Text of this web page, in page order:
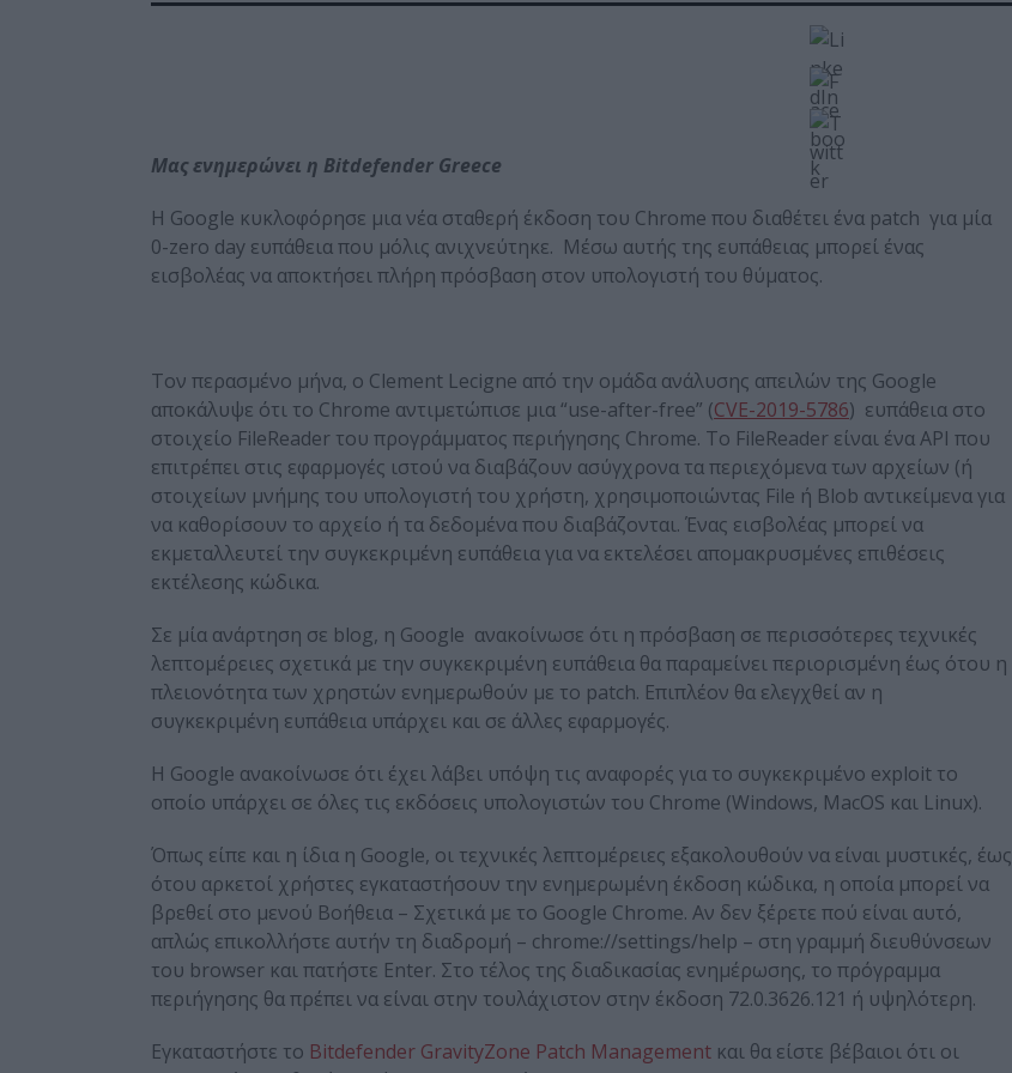
Μας ενημερώνει η Bitdefender Greece
Η Google κυκλοφόρησε μια νέα σταθερή έκδοση του Chrome που διαθέτει ένα patch για μία
0-zero day ευπάθεια που μόλις ανιχνεύτηκε. Μέσω αυτής της ευπάθειας μπορεί ένας
εισβολέας να αποκτήσει πλήρη πρόσβαση στον υπολογιστή του θύματος.
Τον περασμένο μήνα, ο Clement Lecigne από την ομάδα ανάλυσης απειλών της Google
αποκάλυψε ότι το Chrome αντιμετώπισε μια “use-after-free” (CVE-2019-5786) ευπάθεια στο
στοιχείο FileReader του προγράμματος περιήγησης Chrome. Το FileReader είναι ένα API που
επιτρέπει στις εφαρμογές ιστού να διαβάζουν ασύγχρονα τα περιεχόμενα των αρχείων (ή
στοιχείων μνήμης του υπολογιστή του χρήστη, χρησιμοποιώντας File ή Blob αντικείμενα για
να καθορίσουν το αρχείο ή τα δεδομένα που διαβάζονται. Ένας εισβολέας μπορεί να
εκμεταλλευτεί την συγκεκριμένη ευπάθεια για να εκτελέσει απομακρυσμένες επιθέσεις
εκτέλεσης κώδικα.
Σε μία ανάρτηση σε blog, η Google ανακοίνωσε ότι η πρόσβαση σε περισσότερες τεχνικές
λεπτομέρειες σχετικά με την συγκεκριμένη ευπάθεια θα παραμείνει περιορισμένη έως ότου η
πλειονότητα των χρηστών ενημερωθούν με το patch. Επιπλέον θα ελεγχθεί αν η
συγκεκριμένη ευπάθεια υπάρχει και σε άλλες εφαρμογές.
Η Google ανακοίνωσε ότι έχει λάβει υπόψη τις αναφορές για το συγκεκριμένο exploit το
οποίο υπάρχει σε όλες τις εκδόσεις υπολογιστών του Chrome (Windows, MacOS και Linux).
Όπως είπε και η ίδια η Google, οι τεχνικές λεπτομέρειες εξακολουθούν να είναι μυστικές, έως
ότου αρκετοί χρήστες εγκαταστήσουν την ενημερωμένη έκδοση κώδικα, η οποία μπορεί να
βρεθεί στο μενού Βοήθεια – Σχετικά με το Google Chrome. Αν δεν ξέρετε πού είναι αυτό,
απλώς επικολλήστε αυτήν τη διαδρομή – chrome://settings/help – στη γραμμή διευθύνσεων
του browser και πατήστε Enter. Στο τέλος της διαδικασίας ενημέρωσης, το πρόγραμμα
περιήγησης θα πρέπει να είναι στην τουλάχιστον στην έκδοση 72.0.3626.121 ή υψηλότερη.
Εγκαταστήστε το Bitdefender GravityZone Patch Management και θα είστε βέβαιοι ότι οι